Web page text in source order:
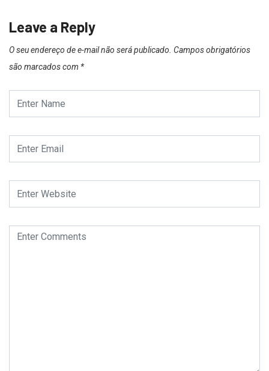
Leave a Reply
O seu endereço de e-mail não será publicado. Campos obrigatórios
são marcados com *